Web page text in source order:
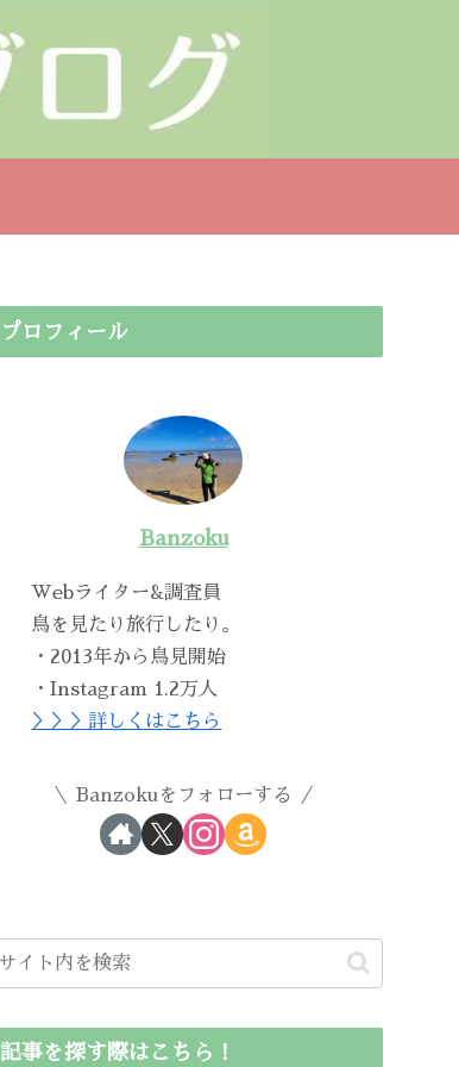
プロフィール
Banzoku
Webライター&調査員
鳥を見たり旅行したり。
・2013年から鳥見開始
・Instagram 1.2万人
＞＞＞詳しくはこちら
Banzokuをフォローする
記事を探す際はこちら！